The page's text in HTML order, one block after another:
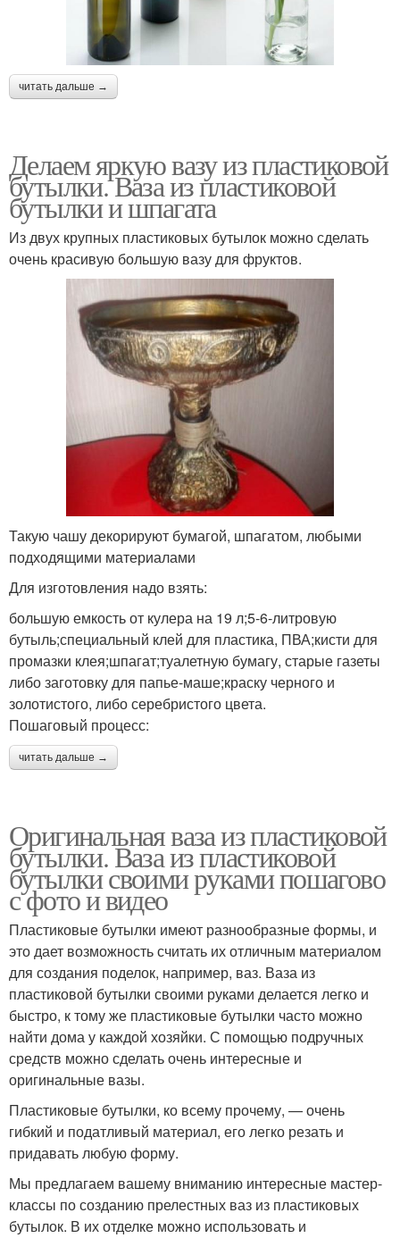
читать дальше →
Делаем яркую вазу из пластиковой
бутылки. Ваза из пластиковой
бутылки и шпагата
Из двух крупных пластиковых бутылок можно сделать
очень красивую большую вазу для фруктов.
Такую чашу декорируют бумагой, шпагатом, любыми
подходящими материалами
Для изготовления надо взять:
большую емкость от кулера на 19 л;5-6-литровую
бутыль;специальный клей для пластика, ПВА;кисти для
промазки клея;шпагат;туалетную бумагу, старые газеты
либо заготовку для папье-маше;краску черного и
золотистого, либо серебристого цвета.
Пошаговый процесс:
читать дальше →
Оригинальная ваза из пластиковой
бутылки. Ваза из пластиковой
бутылки своими руками пошагово
с фото и видео
Пластиковые бутылки имеют разнообразные формы, и
это дает возможность считать их отличным материалом
для создания поделок, например, ваз. Ваза из
пластиковой бутылки своими руками делается легко и
быстро, к тому же пластиковые бутылки часто можно
найти дома у каждой хозяйки. С помощью подручных
средств можно сделать очень интересные и
оригинальные вазы.
Пластиковые бутылки, ко всему прочему, — очень
гибкий и податливый материал, его легко резать и
придавать любую форму.
Мы предлагаем вашему вниманию интересные мастер-
классы по созданию прелестных ваз из пластиковых
бутылок. В их отделке можно использовать и